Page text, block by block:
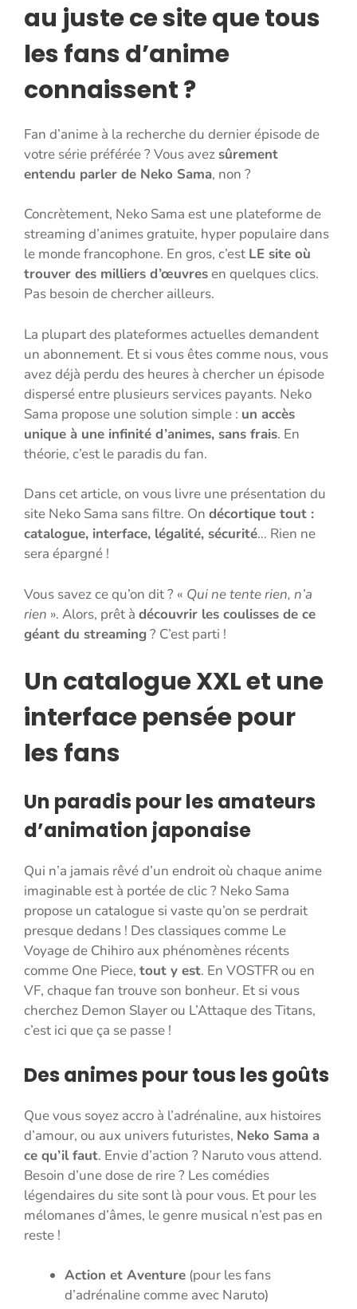
au juste ce site que tous
les fans d’anime
connaissent ?
Fan d’anime à la recherche du dernier épisode de
votre série préférée ? Vous avezsûrement
entendu parler de Neko Sama, non ?
Concrètement, Neko Sama est une plateforme de
streaming d’animes gratuite, hyper populaire dans
le monde francophone. En gros, c’est LE site où
trouver des milliers d’œuvresen quelques clics.
Pas besoin de chercher ailleurs.
La plupart des plateformes actuelles demandent
un abonnement. Et si vous êtes comme nous, vous
avez déjà perdu des heures à chercher un épisode
dispersé entre plusieurs services payants. Neko
Sama propose une solution simple : un accès
unique à une infinité d’animes, sans frais. En
théorie, c’est le paradis du fan.
Dans cet article, on vous livre une présentation du
site Neko Sama sans filtre. On décortique tout :
catalogue, interface, légalité, sécurité… Rien ne
sera épargné !
Vous savez ce qu’on dit ? « Qui ne tente rien, n’a
rien ». Alors, prêt à découvrir les coulisses de ce
géant du streaming? C’est parti !
Un catalogue XXL et une
interface pensée pour
les fans
Un paradis pour les amateurs
d’animation japonaise
Qui n’a jamais rêvé d’un endroit où chaque anime
imaginable est à portée de clic ? Neko Sama
propose un catalogue si vaste qu’on se perdrait
presque dedans ! Des classiques comme Le
Voyage de Chihiro aux phénomènes récents
comme One Piece, tout y est. En VOSTFR ou en
VF, chaque fan trouve son bonheur. Et si vous
cherchez Demon Slayer ou L’Attaque des Titans,
c’est ici que ça se passe !
Des animes pour tous les goûts
Que vous soyez accro à l’adrénaline, aux histoires
d’amour, ou aux univers futuristes, Neko Sama a
ce qu’il faut. Envie d’action ? Naruto vous attend.
Besoin d’une dose de rire ? Les comédies
légendaires du site sont là pour vous. Et pour les
mélomanes d’âmes, le genre musical n’est pas en
reste !
Action et Aventure (pour les fans
d’adrénaline comme avec Naruto)